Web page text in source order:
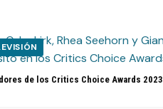
de los Critics Choice Awards 2023